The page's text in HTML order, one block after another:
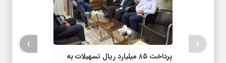
پرداخت ۸۵ میلیارد ریال تسهیلات به
‹
›